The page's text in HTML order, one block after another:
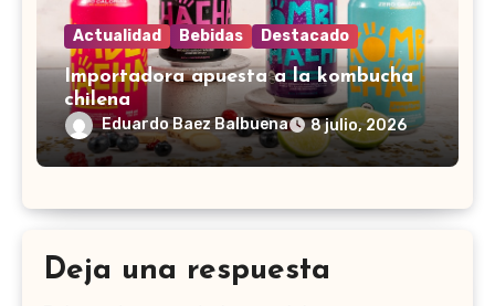
Actualidad Bebidas Destacado
Importadora apuesta a la kombucha
chilena
Eduardo Baez Balbuena 8 julio, 2026
Deja una respuesta